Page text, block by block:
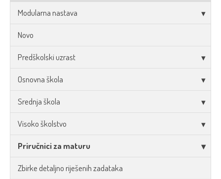
Modularna nastava
Novo
Predškolski uzrast
Osnovna škola
Srednja škola
Visoko školstvo
Priručnici za maturu
Zbirke detaljno riješenih zadataka